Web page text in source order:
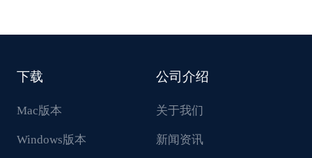
下载
Mac版本
Windows版本
公司介绍
关于我们
新闻资讯